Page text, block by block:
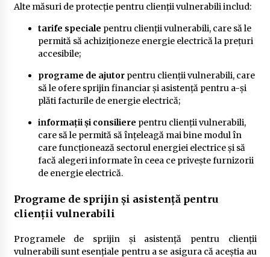
Alte măsuri de protecție pentru clienții vulnerabili includ:
tarife speciale pentru clienții vulnerabili, care să le
permită să achiziționeze energie electrică la prețuri
accesibile;
programe de ajutorpentru clienții vulnerabili, care
să le ofere sprijin financiar și asistență pentru a-și
plăti facturile de energie electrică;
informații și consiliere pentru clienții vulnerabili,
care să le permită să înțeleagă mai bine modul în
care funcționează sectorul energiei electrice și să
facă alegeri informate în ceea ce privește furnizorii
de energie electrică.
Programe de sprijin și asistență pentru
clienții vulnerabili
Programele de sprijin și asistență pentru clienții
vulnerabili sunt esențiale pentru a se asigura că aceștia au